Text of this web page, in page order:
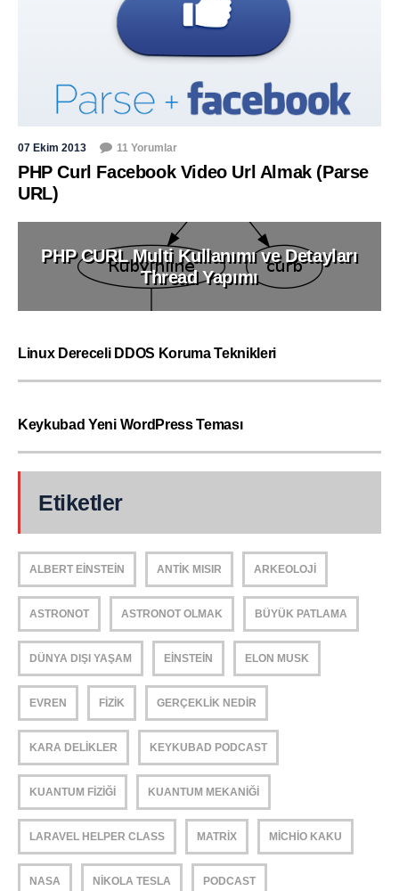
07 Ekim 2013 11 Yorumlar
PHP Curl Facebook Video Url Almak (Parse
URL)
PHP CURL Multi Kullanımı ve Detayları
Thread Yapımı
Linux Dereceli DDOS Koruma Teknikleri
Keykubad Yeni WordPress Teması
Etiketler
ALBERT EINSTEIN ANTIK MISIR ARKEOLOJI
ASTRONOT ASTRONOT OLMAK BÜYÜK PATLAMA
DÜNYA DIŞI YAŞAM EINSTEIN ELON MUSK
EVREN FIZIK GERÇEKLIK NEDIR
KARA DELIKLER KEYKUBAD PODCAST
KUANTUM FIZIĞI KUANTUM MEKANIĞI
LARAVEL HELPER CLASS MATRIX MICHIO KAKU
NASA NIKOLA TESLA PODCAST